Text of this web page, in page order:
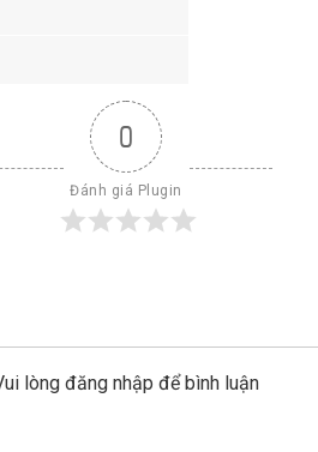
0
Đánh giá Plugin
lòng đăng nhập để bình luận